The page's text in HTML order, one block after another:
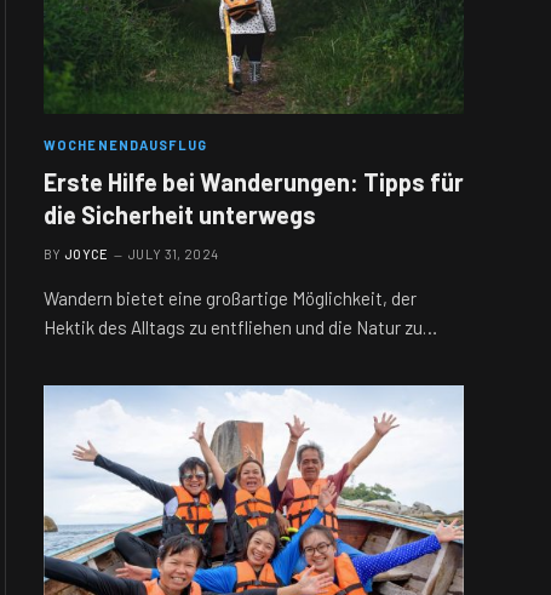
WOCHENENDAUSFLUG
Erste Hilfe bei Wanderungen: Tipps für
die Sicherheit unterwegs
BY JOYCE JULY 31, 2024
Wandern bietet eine großartige Möglichkeit, der
Hektik des Alltags zu entfliehen und die Natur zu…